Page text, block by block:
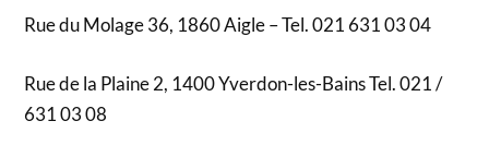
Rue du Molage 36, 1860 Aigle – Tel. 021 631 03 04
Rue de la Plaine 2, 1400 Yverdon-les-Bains Tel. 021 /
631 03 08